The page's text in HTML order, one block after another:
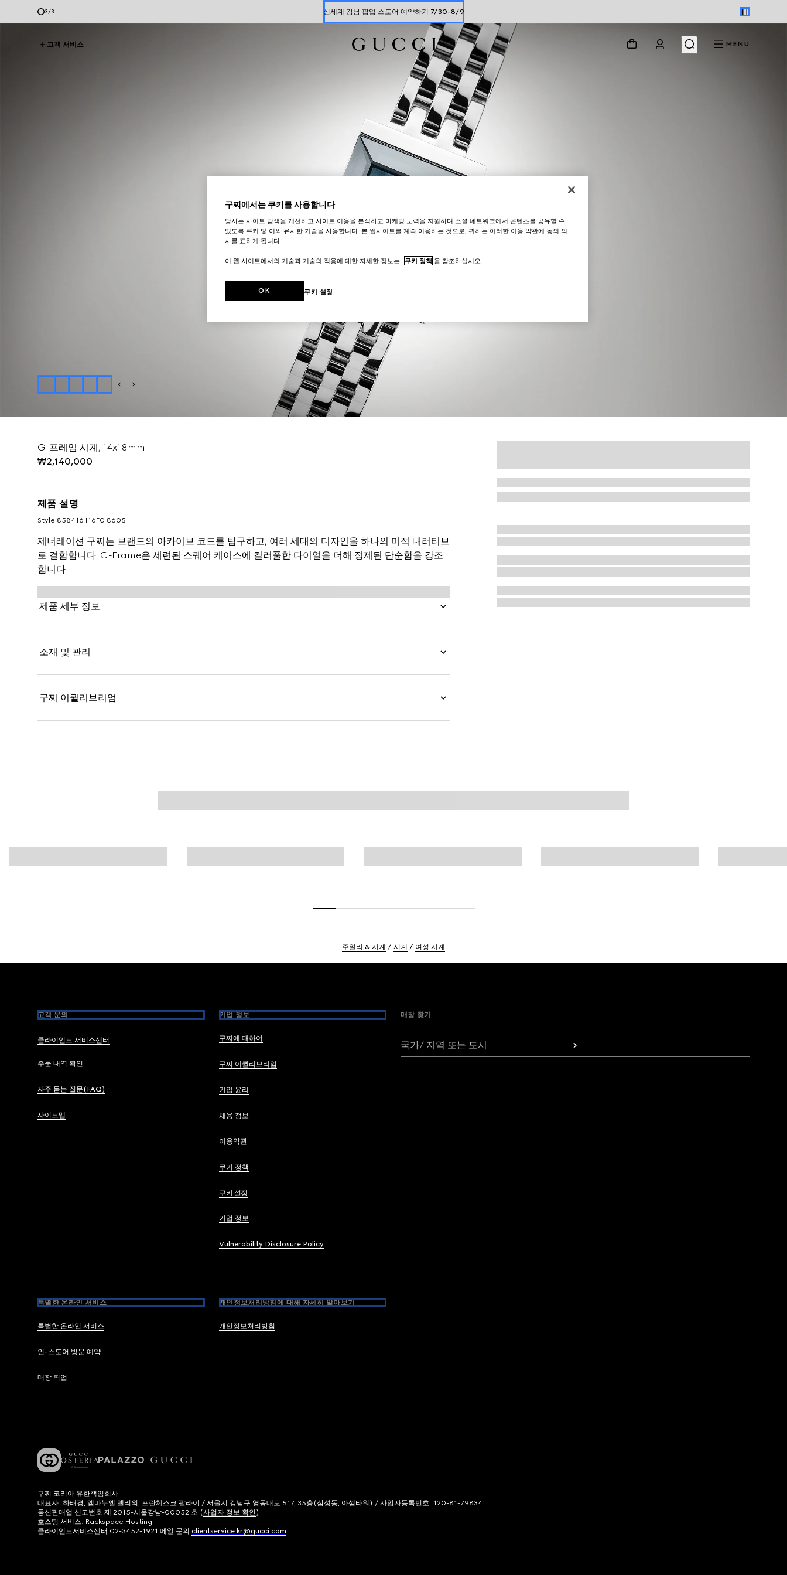
3/3 신세계 강남 팝업 스토어 예약하기 7/30-8/9
한정 기간 만나보는 장기 무이자 할부 서비스
고객 서비스
MENU
G-프레임 시계, 14x18mm
₩2,140,000
제품 설명
Style ‎858416 I16F0 8605
제너레이션 구찌는 브랜드의 아카이브 코드를 탐구하고, 여러 세대의 디자인을 하나의 미적 내러티브
로 결합합니다. G-Frame은 세련된 스퀘어 케이스에 컬러풀한 다이얼을 더해 정제된 단순함을 강조
합니다.
제품 세부 정보
소재 및 관리
구찌 이퀄리브리엄
주얼리 & 시계 시계 여성 시계
고객 문의
클라이언트 서비스센터
주문 내역 확인
자주 묻는 질문(FAQ)
사이트맵
기업 정보
구찌에 대하여
구찌 이퀼리브리엄
기업 윤리
채용 정보
이용약관
쿠키 정책
쿠키 설정
기업 정보
Vulnerability Disclosure Policy
특별한 온라인 서비스
특별한 온라인 서비스
인-스토어 방문 예약
매장 픽업
개인정보처리방침에 대해 자세히 알아보기
개인정보처리방침
매장 찾기
국가/ 지역 또는 도시
구찌 코리아 유한책임회사
대표자: 하태경, 엠마누엘 델리외, 프란체스코 팔라이 / 서울시 강남구 영동대로 517, 35층(삼성동, 아셈타워) / 사업자등록번호: 120-81-79834
통신판매업 신고번호 제 2015-서울강남-00052 호 (사업자 정보 확인)
호스팅 서비스: Rackspace Hosting
클라이언트서비스센터 02-3452-1921 메일 문의 clientservice.kr@gucci.com
구찌에서는 쿠키를 사용합니다
당사는 사이트 탐색을 개선하고 사이트 이용을 분석하고 마케팅 노력을 지원하며 소셜 네트워크에서 콘텐츠를 공유할 수
있도록 쿠키 및 이와 유사한 기술을 사용합니다. 본 웹사이트를 계속 이용하는 것으로, 귀하는 이러한 이용 약관에 동의 의
사를 표하게 됩니다.
이 웹 사이트에서의 기술과 기술의 적용에 대한 자세한 정보는 쿠키 정책 을 참조하십시오.
쿠키 설정
OK